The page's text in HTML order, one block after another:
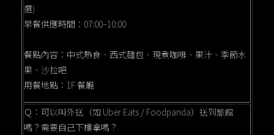
選)
早餐供應時間：07:00–10:00
餐點內容：中式熱食、西式麵包、現煮咖啡、果汁、季節水
果、沙拉吧
用餐地點：1F 餐廳
Ｑ：可以叫外送（如 Uber Eats / Foodpanda）送到旅館
嗎？需要自己下樓拿嗎？